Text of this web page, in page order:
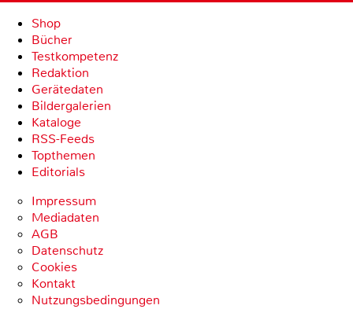
Shop
Bücher
Testkompetenz
Redaktion
Gerätedaten
Bildergalerien
Kataloge
RSS-Feeds
Topthemen
Editorials
Impressum
Mediadaten
AGB
Datenschutz
Cookies
Kontakt
Nutzungsbedingungen